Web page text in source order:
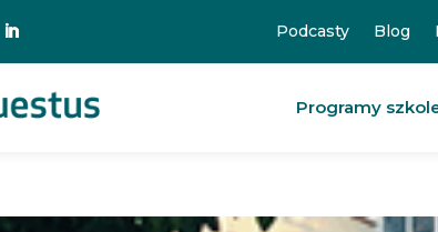
Podcasty Blog
Programy